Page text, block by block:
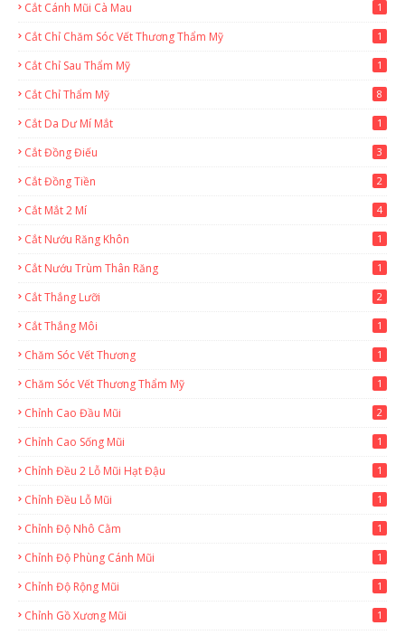
Cắt Cánh Mũi Cà Mau 1
Cắt Chỉ Chăm Sóc Vết Thương Thẩm Mỹ 1
Cắt Chỉ Sau Thẩm Mỹ 1
Cắt Chỉ Thẩm Mỹ 8
Cắt Da Dư Mí Mắt 1
Cắt Đồng Điếu 3
Cắt Đồng Tiền 2
Cắt Mắt 2 Mí 4
Cắt Nướu Răng Khôn 1
Cắt Nướu Trùm Thân Răng 1
Cắt Thắng Lưỡi 2
Cắt Thắng Môi 1
Chăm Sóc Vết Thương 1
Chăm Sóc Vết Thương Thẩm Mỹ 1
Chỉnh Cao Đầu Mũi 2
Chỉnh Cao Sống Mũi 1
Chỉnh Đều 2 Lỗ Mũi Hạt Đậu 1
Chỉnh Đều Lỗ Mũi 1
Chỉnh Độ Nhô Cằm 1
Chỉnh Độ Phùng Cánh Mũi 1
Chỉnh Độ Rộng Mũi 1
Chỉnh Gồ Xương Mũi 1